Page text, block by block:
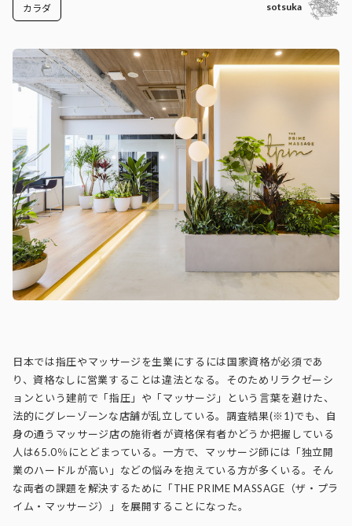
カラダ sotsuka
日本では指圧やマッサージを生業にするには国家資格が必須であ
り、資格なしに営業することは違法となる。そのためリラクゼーシ
ョンという建前で「指圧」や「マッサージ」という言葉を避けた、
法的にグレーゾーンな店舗が乱立している。調査結果(※1)でも、自
身の通うマッサージ店の施術者が資格保有者かどうか把握している
人は65.0％にとどまっている。一方で、マッサージ師には「独立開
業のハードルが高い」などの悩みを抱えている方が多くいる。そん
な両者の課題を解決するために「THE PRIME MASSAGE（ザ・プラ
イム・マッサージ）」を展開することになった。